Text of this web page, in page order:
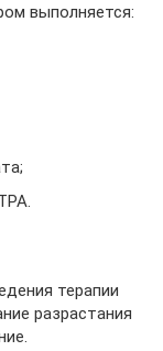
выполняется:
терапии
разрастания